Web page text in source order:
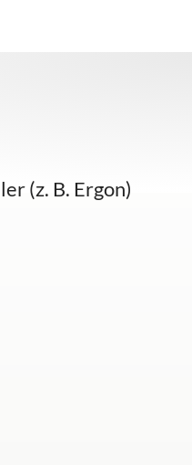
(z. B. Ergon)